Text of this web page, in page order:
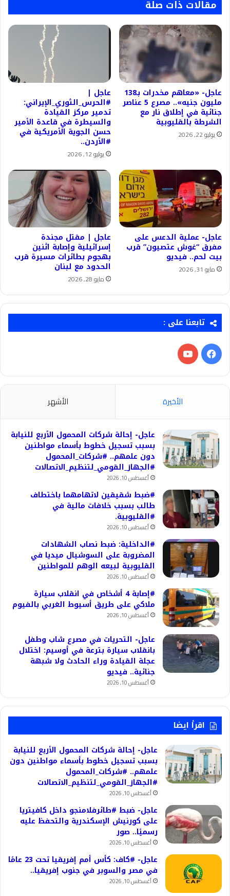
مقالات ذات صلة
عاجل- «معاهم مخدرات بـ138
مليون جنيه».. مصرع 5 عناصر
جنائية في إطلاق نار مع
الشرطة بالقليوبية
يوليو 22, 2026
عاجل |
#الحرس_الثوري_الإيراني:
تدمير مركز القيادة
والسيطرة في قاعدة الأمير
حسن الجوية الأمريكية في
#الأردن..
يوليو 12, 2026
عاجل- عملية الدعس على
مفرق “غوش عتصيون” قرب
بيت لحم.. فيديو
مايو 31, 2026
عاجل | مقتل مجندة
إسرائيلية وإصابة اثنين
بهجوم بطائرات مسيرة قرب
الحدود مع لبنان
مايو 28, 2026
تابعنا على :
فيسبوك‫YouTube
الأخيرة الأشهر
عاجل- إحالة شركات المحمول الأربع للنيابة
بسبب تسجيل خطوط بأسماء مواطنين
دون علمهم.. #شركات_المحمول
#الجهاز_القومي_لتنظيم_الاتصالات
أغسطس 10, 2026
#ضبط شقيقين لاتهامهما باختطاف
طالب بسبب خلافات مالية في
#القليوبية.
أغسطس 10, 2026
#الداخلية: ضبط نصاب الشهادات
المضروبة على السوشيال ميديا في
القليوبية لبيعه الوهم للمواطنين
أغسطس 10, 2026
#إصابة 4 أشخاص في انقلاب سيارة
ملاكي على طريق أسيوط الغربي بالفيوم
أغسطس 10, 2026
عاجل- التحريات في مصرع شاب وطفل
بانقلاب سيارة بترعة في أوسيم: اختلال
عجلة القيادة وراء الحادث ولا شبهة
جنائية.. فيديو
أغسطس 10, 2026
اقرأ ايضا
عاجل- إحالة شركات المحمول الأربع للنيابة
بسبب تسجيل خطوط بأسماء مواطنين دون
علمهم.. #شركات_المحمول
#الجهاز_القومي_لتنظيم_الاتصالات
أغسطس 10, 2026
عاجل- ضبط #طائرفلامنجو داخل كافيتريا
على كورنيش الإسكندرية والتحفظ عليه
رسميًا.. صور
أغسطس 10, 2026
عاجل- #كاف: كأس أمم إفريقيا تحت 23 عامًا
في مصر والسوبر في جنوب إفريقيا..
أغسطس 10, 2026